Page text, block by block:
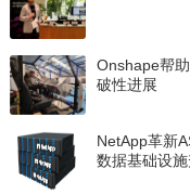
Onshape帮
破性进展
NetApp革新
数据基础设